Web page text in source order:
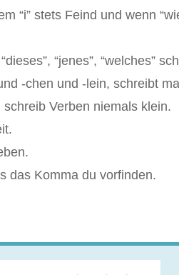
“i” stets Feind und wenn
“jenes”, “welches”
-chen und -lein, schreibt
Verben niemals klein.
das Komma du vorfinden.